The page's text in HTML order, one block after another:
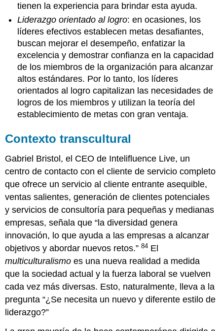
tienen la experiencia para brindar esta ayuda.
Liderazgo orientado al logro: en ocasiones, los
líderes efectivos establecen metas desafiantes,
buscan mejorar el desempeño, enfatizar la
excelencia y demostrar confianza en la capacidad
de los miembros de la organización para alcanzar
altos estándares. Por lo tanto, los líderes
orientados al logro capitalizan las necesidades de
logros de los miembros y utilizan la teoría del
establecimiento de metas con gran ventaja.
Contexto transcultural
Gabriel Bristol, el CEO de Intelifluence Live, un
centro de contacto con el cliente de servicio completo
que ofrece un servicio al cliente entrante asequible,
ventas salientes, generación de clientes potenciales
y servicios de consultoría para pequeñas y medianas
empresas, señala que “la diversidad genera
innovación, lo que ayuda a las empresas a alcanzar
objetivos y abordar nuevos retos.”84 El
multiculturalismo es una nueva realidad a medida
que la sociedad actual y la fuerza laboral se vuelven
cada vez más diversas. Esto, naturalmente, lleva a la
pregunta “¿Se necesita un nuevo y diferente estilo de
liderazgo?”